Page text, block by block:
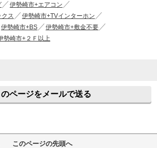
伊勢崎市+エアコン
ス
伊勢崎市+TVインターホン
伊勢崎市+BS
伊勢崎市+敷金不要
勢崎市+２Ｆ以上
のページをメールで送る
このページの先頭へ